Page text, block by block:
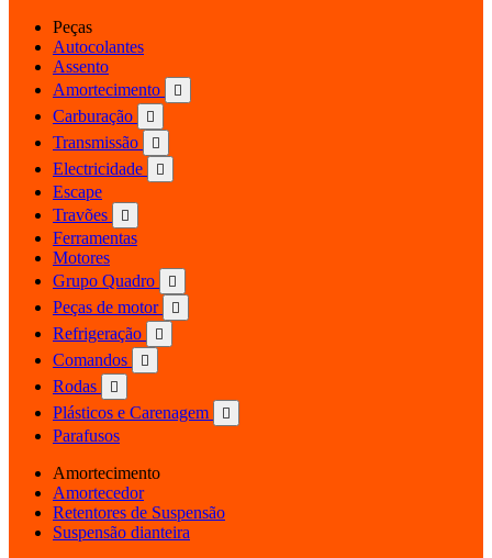
Peças
Autocolantes
Assento
Amortecimento

Carburação 
Transmissão 
Electricidade 
Escape
Travões

Ferramentas
Motores
Grupo Quadro

Peças de motor 
Refrigeração 
Comandos 
Rodas 
Plásticos e Carenagem 
Parafusos
Amortecimento
Amortecedor
Retentores de Suspensão
Suspensão dianteira